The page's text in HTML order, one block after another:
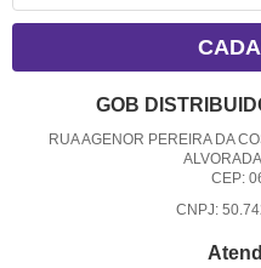
GOB
RUA AGENOR PEREIRA DA
CEP:
CNPJ: